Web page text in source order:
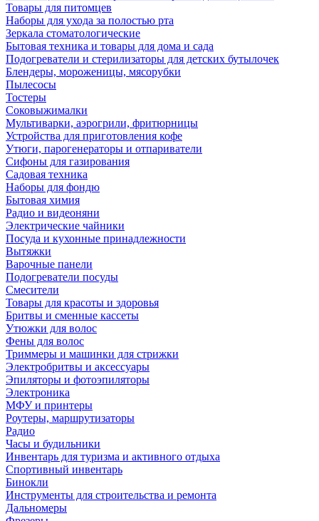
Товары для питомцев
Наборы для ухода за полостью рта
Зеркала стоматологические
Бытовая техника и товары для дома и сада
Подогреватели и стерилизаторы для детских бутылочек
Блендеры, мороженицы, мясорубки
Пылесосы
Тостеры
Соковыжималки
Мультиварки, аэрогрили, фритюрницы
Устройства для приготовления кофе
Утюги, парогенераторы и отпариватели
Сифоны для газирования
Садовая техника
Наборы для фондю
Бытовая химия
Радио и видеоняни
Электрические чайники
Посуда и кухонные принадлежности
Вытяжки
Варочные панели
Подогреватели посуды
Смесители
Товары для красоты и здоровья
Бритвы и сменные кассеты
Утюжки для волос
Фены для волос
Триммеры и машинки для стрижки
Электробритвы и аксессуары
Эпиляторы и фотоэпиляторы
Электроника
МФУ и принтеры
Роутеры, маршрутизаторы
Радио
Часы и будильники
Инвентарь для туризма и активного отдыха
Спортивный инвентарь
Бинокли
Инструменты для строительства и ремонта
Дальномеры